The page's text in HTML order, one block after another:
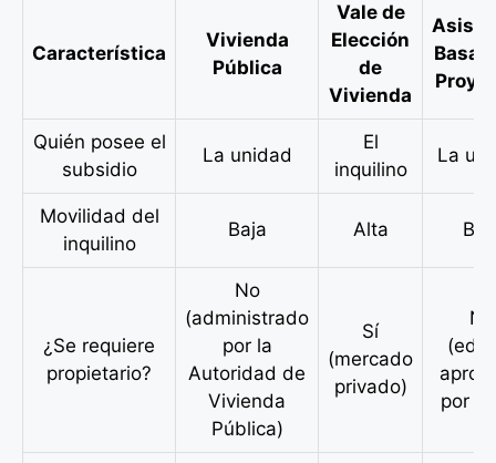
Característica
Vivienda
Pública
Vale de
Elección
de
Vivienda
Quién posee el
subsidio
La unidad
El
inquilino
La
Movilidad del
inquilino
Baja Alta
¿Se requiere
propietario?
No
(administrado
por la
Autoridad de
Vivienda
Pública)
Sí
(mercado
privado)
No
por